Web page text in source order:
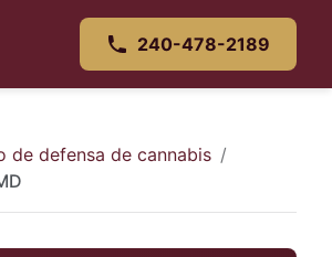
240-478-2189
de defensa de cannabis